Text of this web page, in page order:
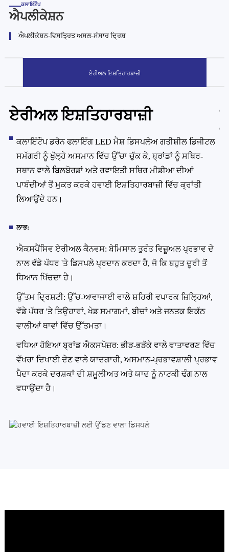
ਕਲਾਇੰਟੌਪ
ਐਪਲੀਕੇਸ਼ਨ
ਐਪਲੀਕੇਸ਼ਨ-ਵਿਸਤ੍ਰਿਤ ਅਸਲ-ਸੰਸਾਰ ਦ੍ਰਿਸ਼
ਏਰੀਅਲ ਇਸ਼ਤਿਹਾਰਬਾਜ਼ੀ
ਏਰੀਅਲ ਇਸ਼ਤਿਹਾਰਬਾਜ਼ੀ
ਕਲਾਇੰਟੌਪ ਡਰੋਨ ਫਲਾਇੰਗ LED ਮੈਸ਼ ਡਿਸਪਲੇਅ ਗਤੀਸ਼ੀਲ ਡਿਜੀਟਲ
ਸਮੱਗਰੀ ਨੂੰ ਖੁੱਲ੍ਹੇ ਅਸਮਾਨ ਵਿੱਚ ਉੱਚਾ ਚੁੱਕ ਕੇ, ਬ੍ਰਾਂਡਾਂ ਨੂੰ ਸਥਿਰ-
ਸਥਾਨ ਵਾਲੇ ਬਿਲਬੋਰਡਾਂ ਅਤੇ ਰਵਾਇਤੀ ਸਥਿਰ ਮੀਡੀਆ ਦੀਆਂ
ਪਾਬੰਦੀਆਂ ਤੋਂ ਮੁਕਤ ਕਰਕੇ ਹਵਾਈ ਇਸ਼ਤਿਹਾਰਬਾਜ਼ੀ ਵਿੱਚ ਕ੍ਰਾਂਤੀ
ਲਿਆਉਂਦੇ ਹਨ।
ਲਾਭ:
ਐਕਸਪੈਂਸਿਵ ਏਰੀਅਲ ਕੈਨਵਸ: ਬੇਮਿਸਾਲ ਤੁਰੰਤ ਵਿਜ਼ੂਅਲ ਪ੍ਰਭਾਵ ਦੇ
ਨਾਲ ਵੱਡੇ ਪੱਧਰ 'ਤੇ ਡਿਸਪਲੇ ਪ੍ਰਦਾਨ ਕਰਦਾ ਹੈ, ਜੋ ਕਿ ਬਹੁਤ ਦੂਰੀ ਤੋਂ
ਧਿਆਨ ਖਿੱਚਦਾ ਹੈ।
ਉੱਤਮ ਦ੍ਰਿਸ਼ਟੀ: ਉੱਚ-ਆਵਾਜਾਈ ਵਾਲੇ ਸ਼ਹਿਰੀ ਵਪਾਰਕ ਜ਼ਿਲ੍ਹਿਆਂ,
ਵੱਡੇ ਪੱਧਰ 'ਤੇ ਤਿਉਹਾਰਾਂ, ਖੇਡ ਸਮਾਗਮਾਂ, ਬੀਚਾਂ ਅਤੇ ਜਨਤਕ ਇਕੱਠ
ਵਾਲੀਆਂ ਥਾਵਾਂ ਵਿੱਚ ਉੱਤਮਤਾ।
ਵਧਿਆ ਹੋਇਆ ਬ੍ਰਾਂਡ ਐਕਸਪੋਜ਼ਰ: ਭੀੜ-ਭੜੱਕੇ ਵਾਲੇ ਵਾਤਾਵਰਣ ਵਿੱਚ
ਵੱਖਰਾ ਦਿਖਾਈ ਦੇਣ ਵਾਲੇ ਯਾਦਗਾਰੀ, ਅਸਮਾਨ-ਪ੍ਰਭਾਵਸ਼ਾਲੀ ਪ੍ਰਭਾਵ
ਪੈਦਾ ਕਰਕੇ ਦਰਸ਼ਕਾਂ ਦੀ ਸ਼ਮੂਲੀਅਤ ਅਤੇ ਯਾਦ ਨੂੰ ਨਾਟਕੀ ਢੰਗ ਨਾਲ
ਵਧਾਉਂਦਾ ਹੈ।